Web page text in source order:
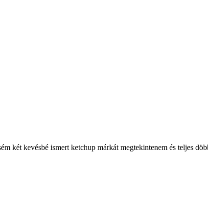
két kevésbé ismert ketchup márkát megtekintenem és teljes